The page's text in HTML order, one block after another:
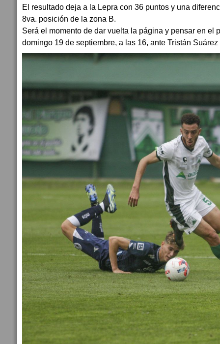
El resultado deja a la Lepra con 36 puntos y una
8va. posición de la zona B.
Será el momento de dar vuelta la página y pensar en el
domingo 19 de septiembre, a las 16, ante Tristán